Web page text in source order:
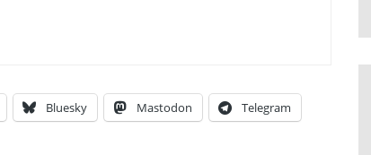
Bluesky Mastodon Telegram